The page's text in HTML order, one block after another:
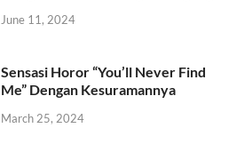
June 11, 2024
Sensasi Horor “You’ll Never Find
Me” Dengan Kesuramannya
March 25, 2024